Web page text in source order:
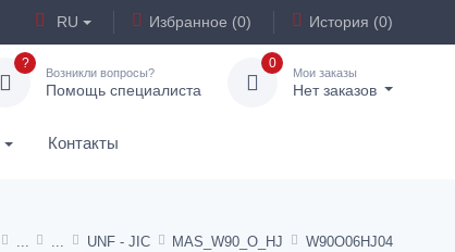
RU Избранное (0) История (0)
?
Возникли вопросы?
Помощь специалиста
0
Мои заказы
Нет заказов
Контакты
UNF - JIC MAS_W90_O_HJ W90O06HJ04